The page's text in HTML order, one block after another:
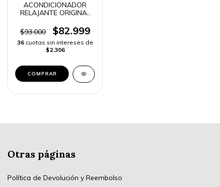
ACONDICIONADOR
RELAJANTE ORIGINAL
COLOMBIA | ENVÍO
RÁPIDO -
$93.000 $82.999
36 cuotas sin intereses de
$2.306
Otras páginas
Política de Devolución y Reembolso